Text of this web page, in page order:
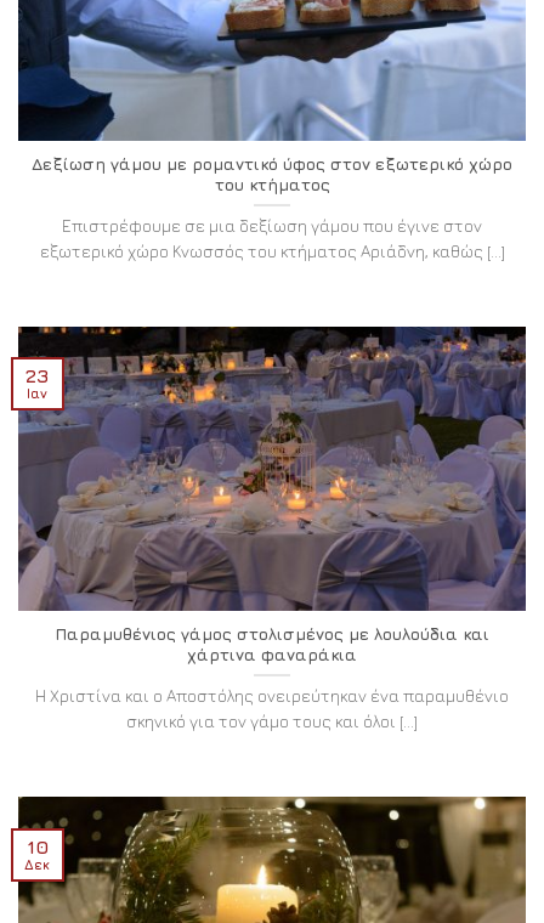
Δεξίωση γάμου με ρομαντικό ύφος στον εξωτερικό χώρο
του κτήματος
Επιστρέφουμε σε μια δεξίωση γάμου που έγινε στον
εξωτερικό χώρο Κνωσσός του κτήματος Αριάδνη, καθώς [...]
Παραμυθένιος γάμος στολισμένος με λουλούδια και
χάρτινα φαναράκια
Η Χριστίνα και ο Αποστόλης ονειρεύτηκαν ένα παραμυθένιο
σκηνικό για τον γάμο τους και όλοι [...]
23
Ιαν
10
Δεκ